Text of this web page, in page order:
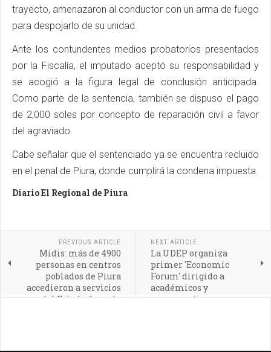
trayecto, amenazaron al conductor con un arma de fuego
para despojarlo de su unidad.
Ante los contundentes medios probatorios presentados
por la Fiscalía, el imputado aceptó su responsabilidad y
se acogió a la figura legal de conclusión anticipada.
Como parte de la sentencia, también se dispuso el pago
de 2,000 soles por concepto de reparación civil a favor
del agraviado.
Cabe señalar que el sentenciado ya se encuentra recluido
en el penal de Piura, donde cumplirá la condena impuesta.
Diario El Regional de Piura
PREVIOUS ARTICLE
Midis: más de 4900
personas en centros
poblados de Piura
accedieron a servicios
del Estado durante
NEXT ARTICLE
La UDEP organiza
primer 'Economic
Forum' dirigido a
académicos y
empresarios